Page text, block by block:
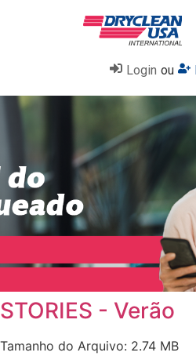
Login ou
STORIES - Verão
Tamanho do Arquivo: 2.74 MB